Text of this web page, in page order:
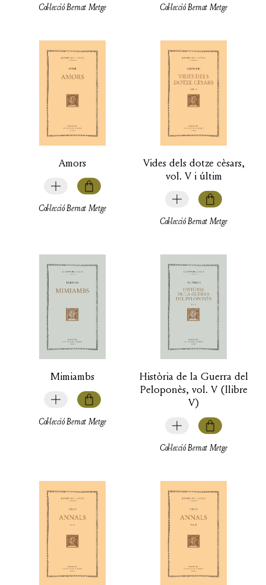
Col·lecció Bernat Metge Col·lecció Bernat Metge
Amors
Col·lecció Bernat Metge
Vides dels dotze cèsars,
vol. V i últim
Col·lecció Bernat Metge
Mimiambs
Col·lecció Bernat Metge
Història de la Guerra del
Peloponès, vol. V (llibre
V)
Col·lecció Bernat Metge